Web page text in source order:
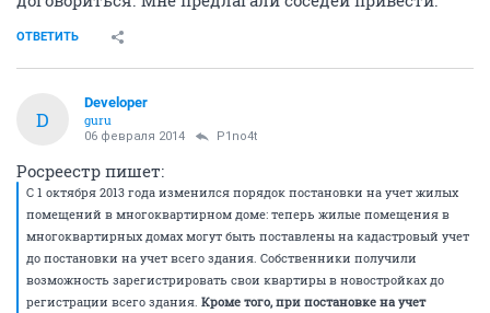
ОТВЕТИТЬ
D
Developer
guru
06 февраля 2014 P1no4t
Росреестр пишет:
С 1 октября 2013 года изменился порядок постановки на учет жилых
помещений в многоквартирном доме: теперь жилые помещения в
многоквартирных домах могут быть поставлены на кадастровый учет
до постановки на учет всего здания. Собственники получили
возможность зарегистрировать свои квартиры в новостройках до
регистрации всего здания. Кроме того, при постановке на учет